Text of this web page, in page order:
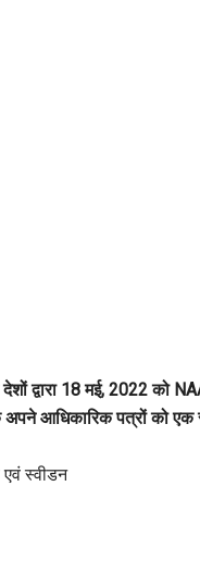
द्वारा 18 मई, 2022 को
आधिकारिक पत्रों को एक
स्वीडन